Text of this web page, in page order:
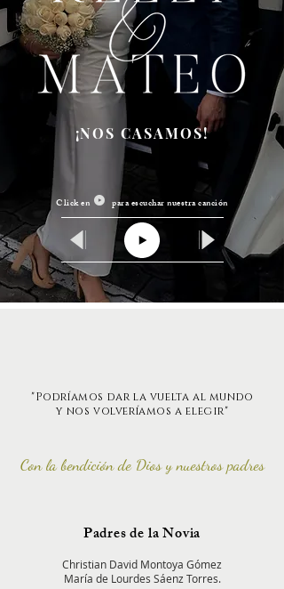
¡NOS CASAMOS!
Click en para escuchar nuestra canción
"Podríamos dar la vuelta al mundo
y nos volveríamos a elegir"
Con labendiciónde Diosy nuestros padres
Padres de la Novia
Christian David Montoya Gómez
María de Lourdes Sáenz Torres.